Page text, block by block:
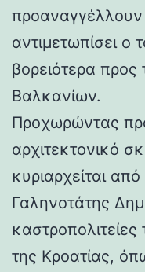
προαναγγέλλουν
αντιμετωπίσει ο
βορειότερα
Βαλκανίων.
Προχωρώντας
αρχιτεκτονικό
κυριαρχείται
Γαληνοτάτης
της Κροατίας,